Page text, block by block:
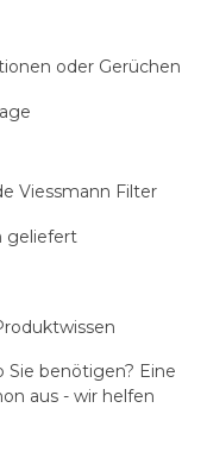
oder Gerüchen
Viessmann Filter
geliefert
Sie benötigen? Eine
aus - wir helfen